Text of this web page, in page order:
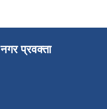
नगर प्रवक्ता